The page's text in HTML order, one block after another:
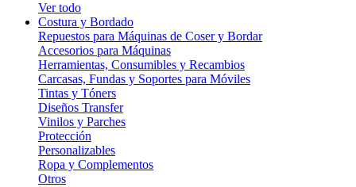
Ver todo
Costura y Bordado
Repuestos para Máquinas de Coser y Bordar
Accesorios para Máquinas
Herramientas, Consumibles y Recambios
Carcasas, Fundas y Soportes para Móviles
Tintas y Tóners
Diseños Transfer
Vinilos y Parches
Protección
Personalizables
Ropa y Complementos
Otros